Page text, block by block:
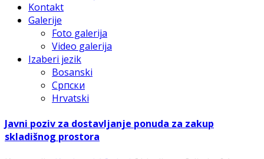
Kontakt
Galerije
Foto galerija
Video galerija
Izaberi jezik
Bosanski
Српски
Hrvatski
Javni poziv za dostavljanje ponuda za zakup
skladišnog prostora